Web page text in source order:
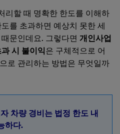
리할 때 명확한 한도를 이해하
를 초과하면 예상치 못한 세
문인데요. 그렇다면 개인사업
시 불이익은 구체적으로 어
로 관리하는 방법은 무엇일까
차량 경비는 법정 한도 내
하다.